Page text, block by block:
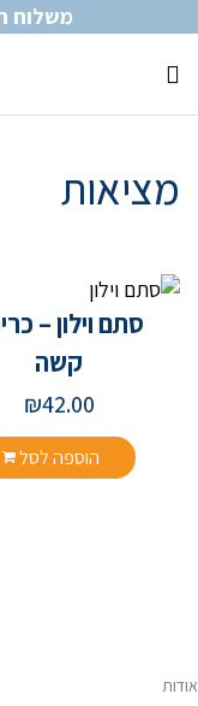
משלוח
מציאות
סתם וילון –
קשה
₪42.00
הוספה לסל
אודות